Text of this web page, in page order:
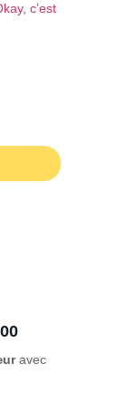
c’est
avec